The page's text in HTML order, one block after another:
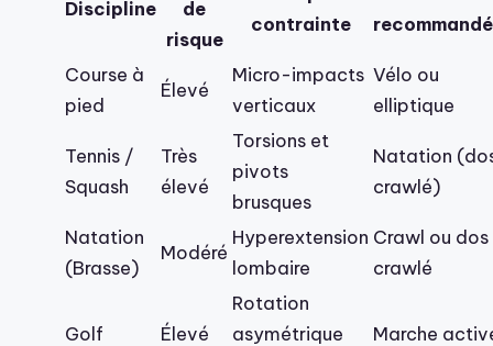
Discipline
de
risque
contrainte
Course à
pied
Élevé
Micro-impacts
verticaux
Vélo ou
elliptique
Tennis /
Squash
Très
élevé
Torsions et
pivots
brusques
Natation
crawlé)
Natation
(Brasse)
Modéré
Hyperextension
lombaire
Crawl ou dos
crawlé
Golf Élevé
Rotation
asymétrique
Marche